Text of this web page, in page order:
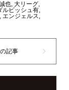
也, 大リーグ,
ルビッシュ有,
, エンジェルス,